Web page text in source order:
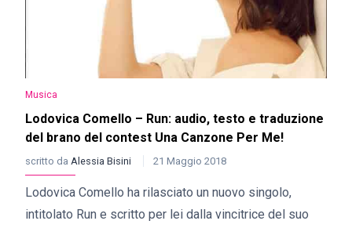
Musica
Lodovica Comello – Run: audio, testo e traduzione
del brano del contest Una Canzone Per Me!
scritto da Alessia Bisini 21 Maggio 2018
Lodovica Comello ha rilasciato un nuovo singolo,
intitolato Run e scritto per lei dalla vincitrice del suo